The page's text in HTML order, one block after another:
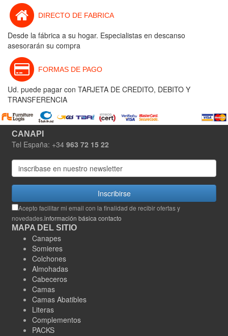
DIRECTO DE FABRICA
Desde la fábrica a su hogar. Especialistas en descanso
asesorarán su compra
FORMAS DE PAGO
Ud. puede pagar con TARJETA DE CREDITO, DEBITO Y
TRANSFERENCIA
CANAPI
Tel España: +34 963 72 15 22
Inscribirse
Acepto facilitar mi email con la finalidad de recibir ofertas y
novedades.información básica contacto
MAPA DEL SITIO
Canapes
Somieres
Colchones
Almohadas
Cabeceros
Camas
Camas Abatibles
Literas
Complementos
PACKS